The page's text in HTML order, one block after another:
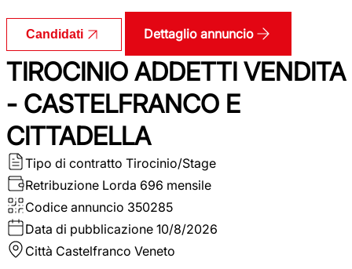
Candidati Dettaglio annuncio
TIROCINIO ADDETTI VENDITA
- CASTELFRANCO E
CITTADELLA
Tipo di contratto Tirocinio/Stage
Retribuzione Lorda 696 mensile
Codice annuncio 350285
Data di pubblicazione 10/8/2026
Città Castelfranco Veneto